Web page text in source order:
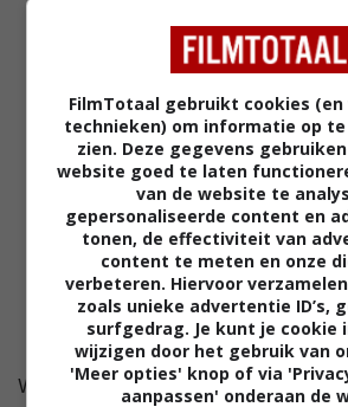
Wanneer een populaire professor
FilmTotaal gebruikt cookies
technieken) om informatie op
zien. Deze gegevens
website goed te laten
van de website te
gepersonaliseerde content en
tonen, de effectiviteit van
content te meten en onze
verbeteren. Hiervoor
zoals unieke advertentie ID’s,
surfgedrag. Je kunt je cookie
wijzigen door het gebruik van
'Meer opties' knop of via
aanpassen' onderaan de